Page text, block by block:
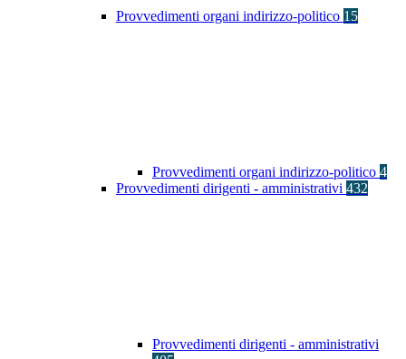
Provvedimenti organi indirizzo-politico 15
Provvedimenti organi indirizzo-politico 4
Provvedimenti dirigenti - amministrativi 432
Provvedimenti dirigenti - amministrativi